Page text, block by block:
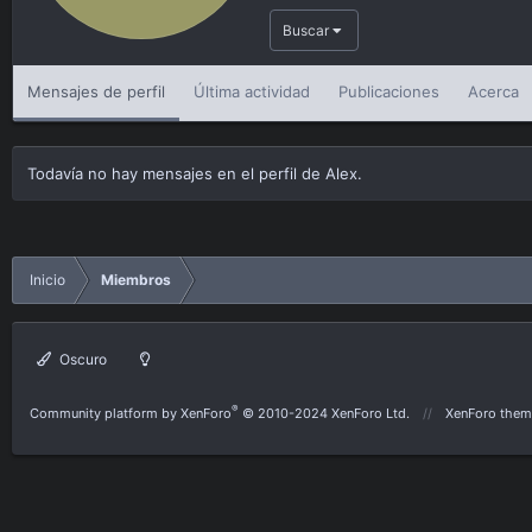
Buscar
Mensajes de perfil Última actividad Publicaciones Acerca
Todavía no hay mensajes en el perfil de Alex.
Inicio Miembros
Oscuro
Community platform by XenForo® © 2010-2024 XenForo Ltd. XenForo